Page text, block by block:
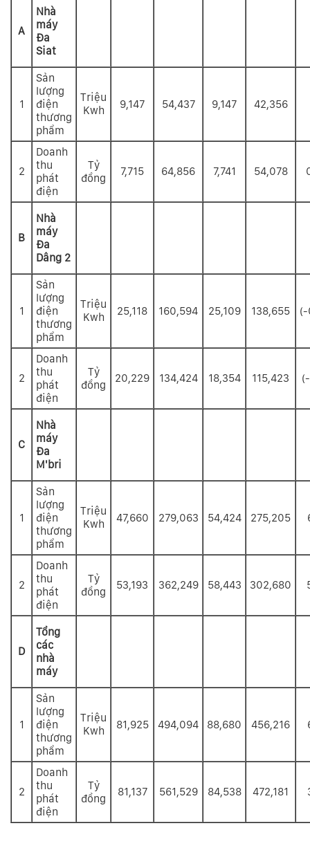
A
Nhà
máy
Đa
Siat
1
Sản
lượng
điện
thương
phẩm
Triệu
Kwh
9,147 54,437 9,147 42,356
2
Doanh
thu
phát
điện
Tỷ
đồng
7,715 64,856 7,741 54,078
B
Nhà
máy
Đa
Dâng 2
1
Sản
lượng
điện
thương
phẩm
Triệu
Kwh
25,118 160,594 25,109 138,655
2
Doanh
thu
phát
điện
Tỷ
đồng
20,229 134,424 18,354 115,423
C
Nhà
máy
Đa
M'bri
1
Sản
lượng
điện
thương
phẩm
Triệu
Kwh
47,660 279,063 54,424 275,205
2
Doanh
thu
phát
điện
Tỷ
đồng
53,193 362,249 58,443 302,680
D
Tổng
các
nhà
máy
1
Sản
lượng
điện
thương
phẩm
Triệu
Kwh
81,925 494,094 88,680 456,216
2
Doanh
thu
phát
điện
Tỷ
đồng
81,137 561,529 84,538 472,181